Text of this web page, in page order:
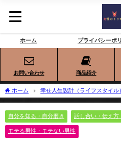
ホーム プライバシーポ
お問い合わせ 商品紹介
ホーム 幸せ人生設計（ライフスタイル
の視線の合わせ方。【モテる人の秘密】
自分を知る・自分磨き 話し合い・伝え方
モテる男性・モテない男性